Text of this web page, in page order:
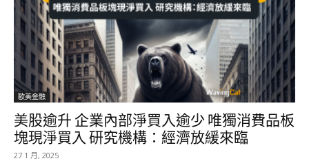
歐美金融
美股逾升 企業內部淨買入逾少 唯獨消費品板
塊現淨買入 研究機構：經濟放緩來臨
27 1 月, 2025